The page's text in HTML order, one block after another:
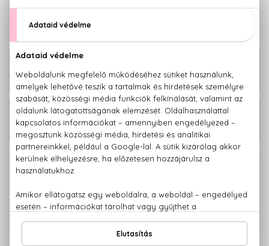
Zsebparfüm és utántöltő 3x20 ml
37.980 Ft
Bleu De Chanel Eau De Parfum
53.340 Ft -
100% eredeti termékek,
Kérdésed van, elakadtál? Hívd ügyfélszolgálatunkat: +36 20
779 1926